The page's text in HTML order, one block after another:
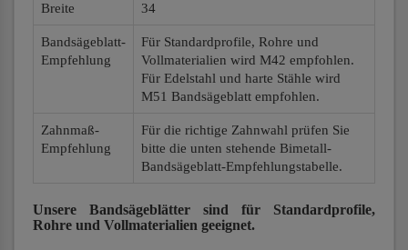
Breite 34
Bandsägeblatt-
Empfehlung
Für Standardprofile, Rohre und
Vollmaterialien wird M42 empfohlen.
Für Edelstahl und harte Stähle wird
M51 Bandsägeblatt empfohlen.
Zahnmaß-
Empfehlung
Für die richtige Zahnwahl prüfen Sie
bitte die unten stehende Bimetall-
Bandsägeblatt-Empfehlungstabelle.
Unsere Bandsägeblätter sind für Standardprofile,
Rohre und Vollmaterialien geeignet.